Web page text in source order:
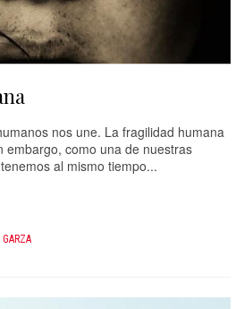
nos une. La fragilidad humana
embargo, como una de nuestras
al mismo tiempo...